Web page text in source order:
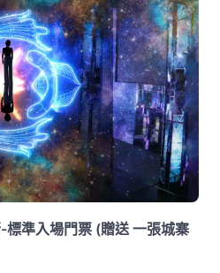
標準入場門票 (贈送 一張城寨